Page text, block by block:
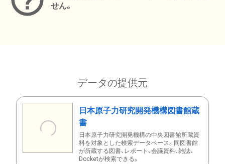
せん。
データの提供元
日本原子力研究開発機構図書館蔵
書
日本原子力研究開発機構の中央図書館所蔵資
料を対象とした検索データベース。同図書館
が所蔵する図書、レポート、会議資料、雑誌、
Docketが検索できる。